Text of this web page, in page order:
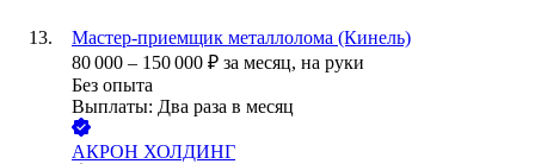
Мастер-приемщик металлолома (Кинель)
80 000 – 150 000 ₽ за месяц, на руки
Без опыта
Выплаты: Два раза в месяц
АКРОН ХОЛДИНГ